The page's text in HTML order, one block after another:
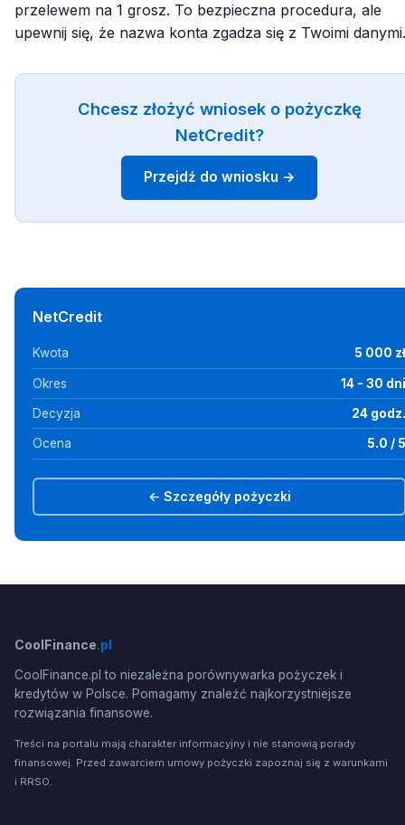
przelewem na 1 grosz. To bezpieczna procedura, ale
upewnij się, że nazwa konta zgadza się z Twoimi danymi.
Chcesz złożyć wniosek o pożyczkę
NetCredit?
Przejdź do wniosku →
NetCredit
Kwota 5 000 zł
Okres 14 - 30 dni
Decyzja 24 godz.
Ocena 5.0 / 5
← Szczegóły pożyczki
CoolFinance.pl
CoolFinance.pl to niezależna porównywarka pożyczek i
kredytów w Polsce. Pomagamy znaleźć najkorzystniejsze
rozwiązania finansowe.
Treści na portalu mają charakter informacyjny i nie stanowią porady
finansowej. Przed zawarciem umowy pożyczki zapoznaj się z warunkami
i RRSO.